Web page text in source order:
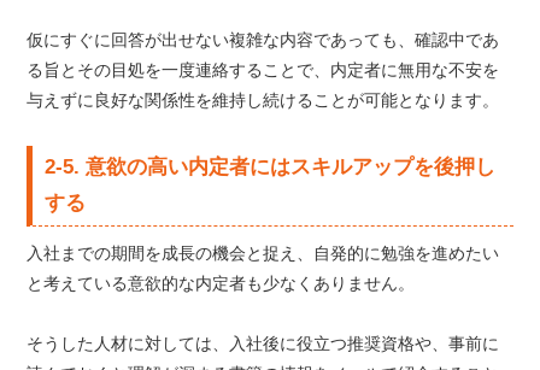
仮にすぐに回答が出せない複雑な内容であっても、確認中であ
る旨とその目処を一度連絡することで、内定者に無用な不安を
与えずに良好な関係性を維持し続けることが可能となります。
2-5. 意欲の高い内定者にはスキルアップを後押し
する
入社までの期間を成長の機会と捉え、自発的に勉強を進めたい
と考えている意欲的な内定者も少なくありません。
そうした人材に対しては、入社後に役立つ推奨資格や、事前に